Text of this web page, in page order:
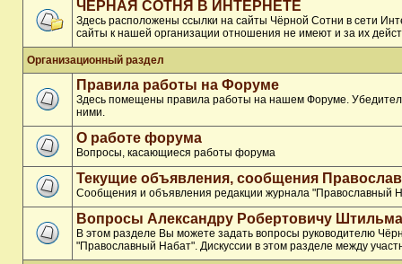
ЧЁРНАЯ СОТНЯ В ИНТЕРНЕТЕ
Здесь расположены ссылки на сайты Чёрной Сотни в сети
сайты к нашей организации отношения не имеют и за их
Организационный раздел
Правила работы на Форуме
Здесь помещены правила работы на нашем Форуме.
ними.
О работе форума
Вопросы, касающиеся работы форума
Текущие объявления, сообщения
Сообщения и объявления редакции журнала "Православный
Вопросы Александру Робертовичу
В этом разделе Вы можете задать вопросы руководителю
"Православный Набат". Дискуссии в этом разделе между